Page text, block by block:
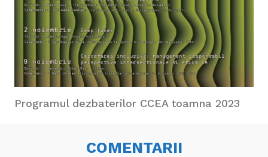
Programul dezbaterilor CCEA toamna 2023
COMENTARII